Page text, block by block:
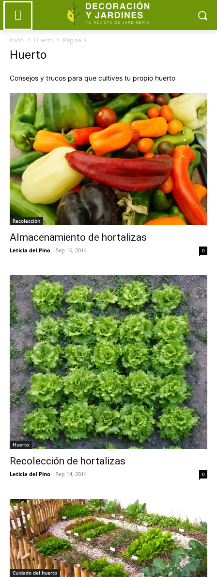
Inicio Huerto Página 3
Huerto
Consejos y trucos para que cultives tu propio huerto
Recolección
Almacenamiento de hortalizas
Leticia del Pino - Sep 16, 2014 0
Huerto
Recolección de hortalizas
Leticia del Pino - Sep 14, 2014 0
Cuidado del huerto